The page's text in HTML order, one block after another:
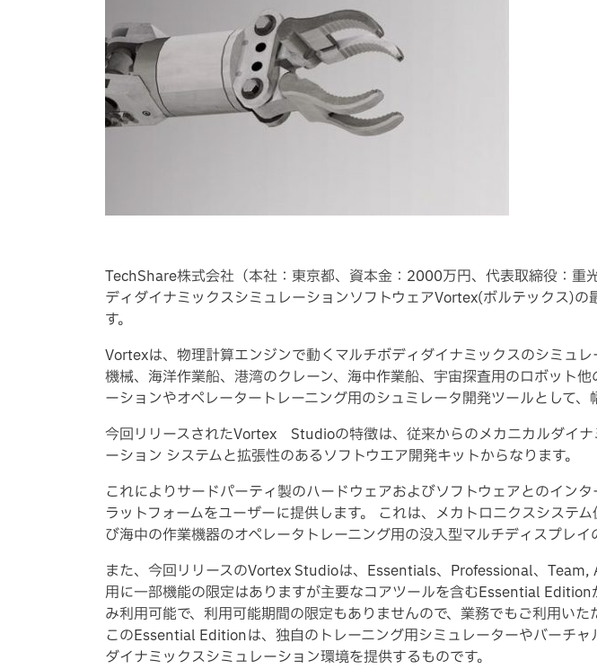
TechShare株式会社（本社：東京都、資本金：2000万円、代表取締役：
ディダイナミックスシミュレーションソフトウェアVortex(ボルテックス)
す。
Vortexは、物理計算エンジンで動くマルチボディダイナミックスのシミュ
機械、海洋作業船、港湾のクレーン、海中作業船、宇宙探査用のロボット
ーションやオペレータートレーニング用のシュミレータ開発ツールとして、
今回リリースされたVortex Studioの特徴は、従来からのメカニカルダイ
ーション システムと拡張性のあるソフトウエア開発キットからなります。
これによりサードパーティ製のハードウェアおよびソフトウェアとのイン
ラットフォームをユーザーに提供します。 これは、メカトロニクスシステ
び海中の作業機器のオペレータトレーニング用の没入型マルチディスプレ
また、今回リリースのVortex Studioは、Essentials、Professional、
用に一部機能の限定はありますが主要なコアツールを含むEssential
み利用可能で、利用可能期間の限定もありませんので、業務でもご利用いた
このEssential Editionは、独自のトレーニング用シミュレーターやバーチ
ダイナミックスシミュレーション環境を提供するものです。